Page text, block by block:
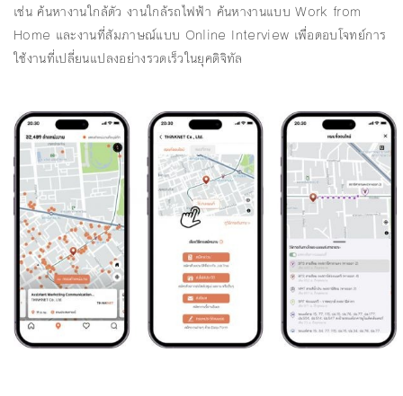
เช่น ค้นหางานใกล้ตัว งานใกล้รถไฟฟ้า ค้นหางานแบบ Work from
Home และงานที่สัมภาษณ์แบบ Online Interview เพื่อตอบโจทย์การ
ใช้งานที่เปลี่ยนแปลงอย่างรวดเร็วในยุคดิจิทัล